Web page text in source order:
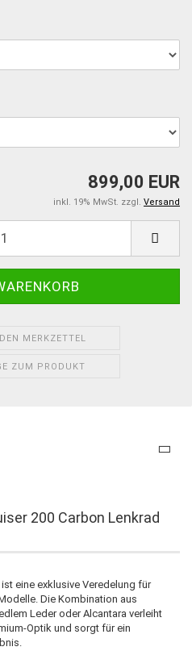
899,00 EUR
inkl. 19% MwSt. zzgl. Versand
MERKZETTEL
ZUM PRODUKT
200 Carbon Lenkrad
eine exklusive Veredelung für
Die Kombination aus
Leder oder Alcantara verleiht
Optik und sorgt für ein